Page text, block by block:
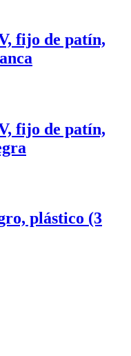
fijo de patín,
fijo de patín,
plástico (3